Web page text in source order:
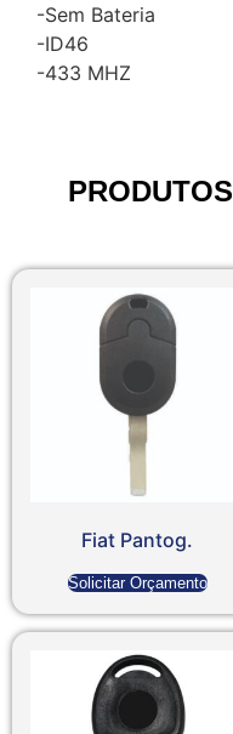
-Sem Bateria
-ID46
-433 MHZ
Fiat Pantog.
Solicitar Orçamento